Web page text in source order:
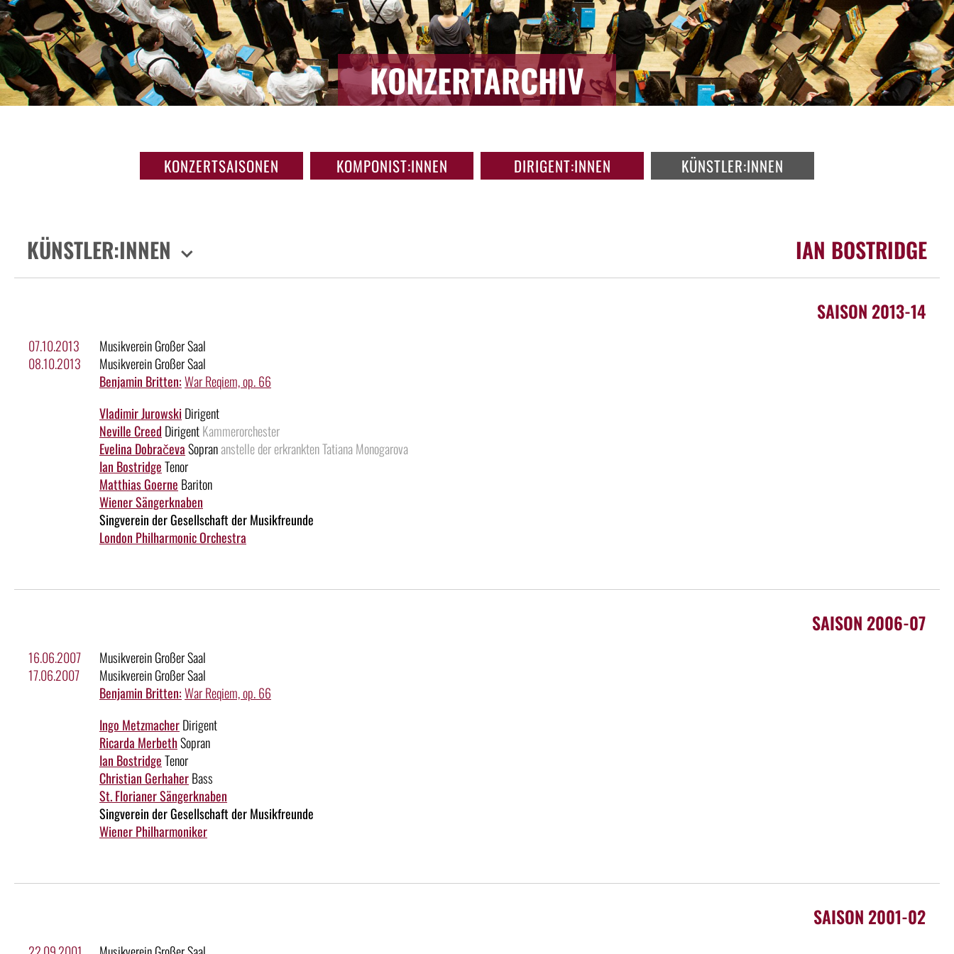
KONZERTARCHIV
KONZERTSAISONEN KOMPONIST:INNEN DIRIGENT:INNEN KÜNSTLER:INNEN
KÜNSTLER:INNEN IAN BOSTRIDGE
SAISON 2013-14
07.10.2013
Musikverein Großer Saal
08.10.2013
Musikverein Großer Saal
Benjamin Britten:War Reqiem, op. 66
Vladimir Jurowski Dirigent
Neville Creed DirigentKammerorchester
Evelina DobračevaSoprananstelle der erkrankten Tatiana Monogarova
Ian BostridgeTenor
Matthias Goerne Bariton
Wiener Sängerknaben
Singverein der Gesellschaft der Musikfreunde
London Philharmonic Orchestra
SAISON 2006-07
16.06.2007
Musikverein Großer Saal
17.06.2007
Musikverein Großer Saal
Benjamin Britten:War Reqiem, op. 66
Ingo MetzmacherDirigent
Ricarda MerbethSopran
Ian BostridgeTenor
Christian GerhaherBass
St. Florianer Sängerknaben
Singverein der Gesellschaft der Musikfreunde
Wiener Philharmoniker
SAISON 2001-02